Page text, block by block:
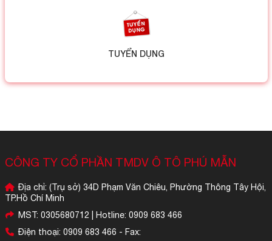
TUYỂN DỤNG
CÔNG TY CỔ PHẦN TMDV Ô TÔ PHÚ MẪN
Địa chỉ: (Trụ sở) 34D Phạm Văn Chiêu, Phường Thông Tây Hội,
TP.Hồ Chí Minh
MST: 0305680712 | Hotline: 0909 683 466
Điện thoại: 0909 683 466 - Fax: